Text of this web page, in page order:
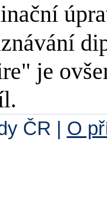
je
ČR | O